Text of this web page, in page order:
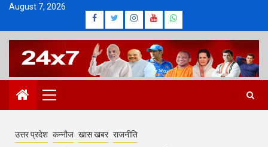
Skip
content
August 7, 2026
Facebook
Twitter
Instagram
Youtube
Whatsapp
Primary
Menu
उत्तर प्रदेश कन्नौज खास खबर राजनीति